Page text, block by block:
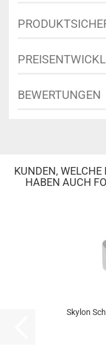
BEWERTUNGEN
KUNDEN, WELCHE
HABEN AUCH
Skylon